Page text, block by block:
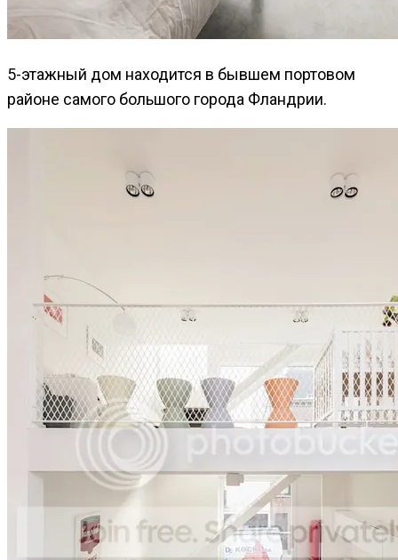
5-этажный дом находится в бывшем портовом
районе самого большого города Фландрии.